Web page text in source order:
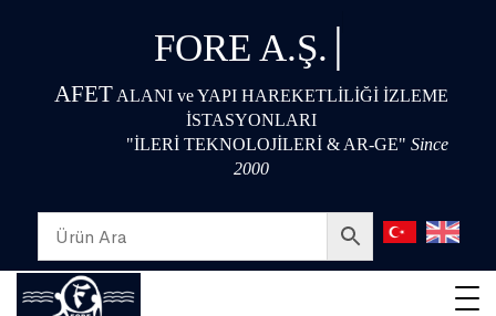
FORE A.Ş. |
AFETALANI ve YAPI HAREKETLİLİĞİ İZLEME
İSTASYONLARI
"İLERİ TEKNOLOJİLERİ & AR-GE" Since
2000